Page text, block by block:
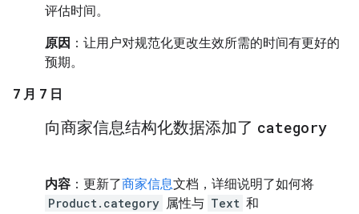
评估时间。
原因 ：让用户对规范化更改生效所需的时间有更好的
预期。
7 月 7 日
向商家信息结构化数据添加了 category
内容 ：更新了商家信息文档，详细说明了如何将
Product.category 属性与 Text 和